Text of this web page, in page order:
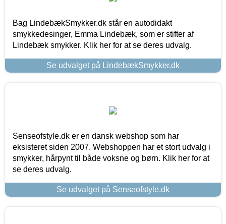
Bag LindebækSmykker.dk står en autodidakt
smykkedesinger, Emma Lindebæk, som er stifter af
Lindebæk smykker. Klik her for at se deres udvalg.
Se udvalget på LindebækSmykker.dk
Senseofstyle.dk er en dansk webshop som har
eksisteret siden 2007. Webshoppen har et stort udvalg i
smykker, hårpynt til både voksne og børn. Klik her for at
se deres udvalg.
Se udvalget på Senseofstyle.dk